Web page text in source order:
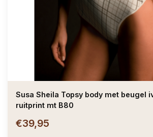
Susa Sheila Topsy body met beugel ivoor met
ruitprint mt B80
€39,95